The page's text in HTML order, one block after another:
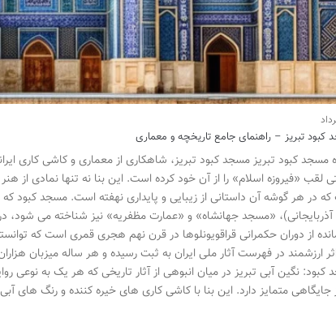
کبود تبریز – راهنمای جامع تاریخچه و معماری
مسجد کبود تبریز مسجد کبود تبریز، شاهکاری از معماری و کاشی کاری
لقب «فیروزه اسلام» را از آن خود کرده است. این بنا نه تنها نمادی از
در هر گوشه آن داستانی از زیبایی و پایداری نهفته است. مسجد
آذربایجانی)، «مسجد جهانشاه» و «عمارت مظفریه» نیز شناخته می شود، در
از دوران حکمرانی قراقویونلوها در قرن نهم هجری قمری است که
ارزشمند در فهرست آثار ملی ایران به ثبت رسیده و هر ساله میزبان
کبود: نگین آبی تبریز در میان انبوهی از آثار تاریخی که هر یک به نوعی
جایگاهی متمایز دارد. این بنا با کاشی کاری های خیره کننده و رنگ های